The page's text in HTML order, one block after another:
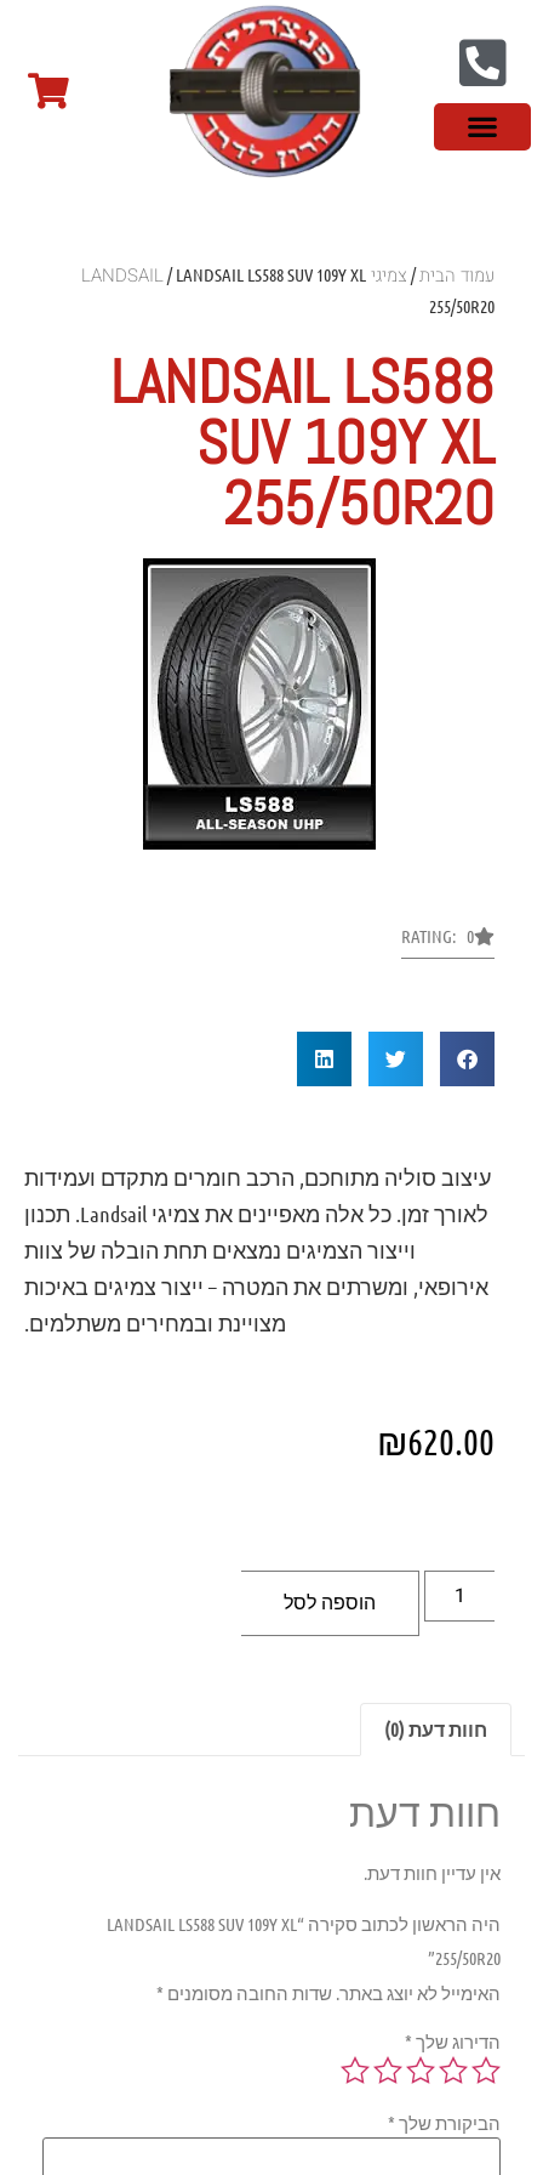
עמוד הבית/צמיגי LANDSAIL/ LANDSAIL LS588 SUV 109Y XL
255/50R20
LANDSAIL LS588
SUV 109Y XL
255/50R20
RATING: 0
עיצוב סוליה מתוחכם, הרכב חומרים מתקדם ועמידות
לאורך זמן. כל אלה מאפיינים את צמיגי Landsail. תכנון
וייצור הצמיגים נמצאים תחת הובלה של צוות
אירופאי, ומשרתים את המטרה – ייצור צמיגים באיכות
מצויינת ובמחירים משתלמים.
₪620.00
הוספה לסל
חוות דעת (0)
חוות דעת
אין עדיין חוות דעת.
היה הראשון לכתוב סקירה “LANDSAIL LS588 SUV 109Y XL
255/50R20”
האימייל לא יוצג באתר.שדות החובה מסומנים*
הדירוג שלך*
הביקורת שלך*